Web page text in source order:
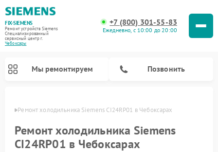
FIX-SIEMENS
Ремонт устройств Siemens
Специализированный
cервисный центр г.
Чебоксары
+7 (800) 301-55-83
Ежедневно, с 10:00 до 20:00
Мы ремонтируем Позвонить
Ремонт холодильника Siemens CI24RP01 в Чебоксарах
Ремонт холодильника Siemens
CI24RP01 в Чебоксарах